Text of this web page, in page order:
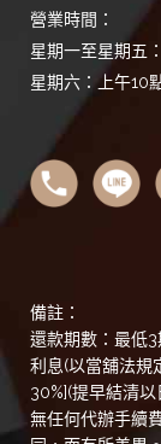
營業時間：
星期一至星期五
星期六：上午10
備註：
還款期數：最低
利息(以當舖法規
30%](提早結清
無任何代辦手續